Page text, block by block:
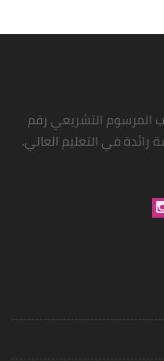
المرسوم التشريعي رقم